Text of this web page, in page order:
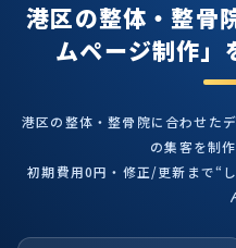
港区の整体・整骨
ムページ制作」
港区の整体・整骨院に合わせた
の集客を制
初期費用0円・修正/更新まで“